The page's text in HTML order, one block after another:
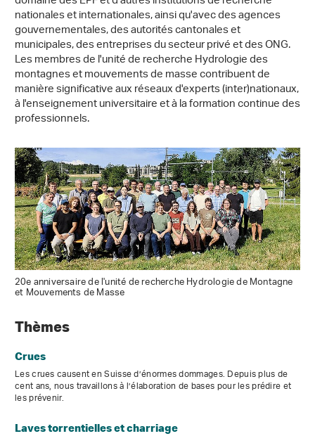
nationales et internationales, ainsi qu'avec des agences
gouvernementales, des autorités cantonales et
municipales, des entreprises du secteur privé et des ONG.
Les membres de l'unité de recherche Hydrologie des
montagnes et mouvements de masse contribuent de
manière significative aux réseaux d'experts (inter)nationaux,
à l'enseignement universitaire et à la formation continue des
professionnels.
20e anniversaire de l'unité de recherche Hydrologie de Montagne
et Mouvements de Masse
Thèmes
Crues
Les crues causent en Suisse d’énormes dommages. Depuis plus de
cent ans, nous travaillons à l’élaboration de bases pour les prédire et
les prévenir.
Laves torrentielles et charriage